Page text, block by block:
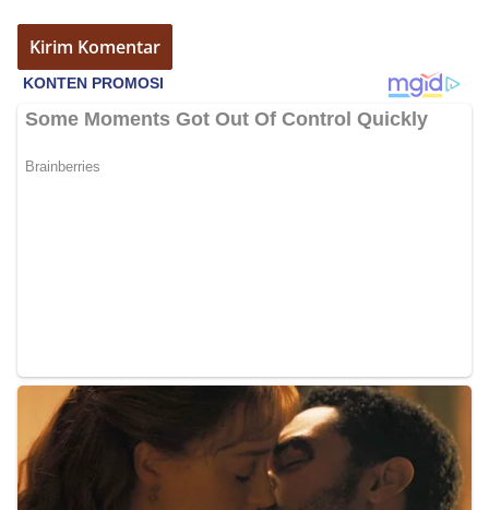
bendera, kegiatan sambang DDS ini juga
warning) guna mengantisipasi potensi gangguan
(Kamtibmas) di lingkungan tempat tinggal warga.
Bhabinkamtibmas dapat menghimpun informasi
dan kondusif hingga puncak perayaan HUT
Kemerdekaan RI berlangsung.‎‎Wujud Kedekatan
Polri dengan Masyarakat‎Kegiatan sambang Door
to Door System ini merupakan salah satu bentuk
implementasi program Polri Presisi yang
mengedepankan kehadiran dan kedekatan